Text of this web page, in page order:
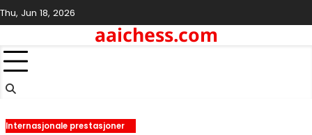
Skip
to
Thu, Jun 18, 2026
aaichess.com
Internasjonale prestasjoner